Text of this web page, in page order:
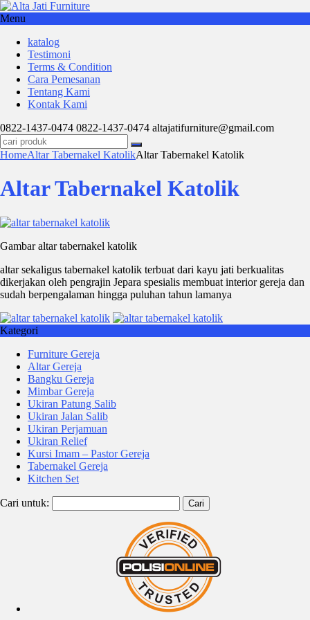
Menu
katalog
Testimoni
Terms & Condition
Cara Pemesanan
Tentang Kami
Kontak Kami
0822-1437-0474 0822-1437-0474 altajatifurniture@gmail.com
HomeAltar Tabernakel KatolikAltar Tabernakel Katolik
Altar Tabernakel Katolik
Gambar altar tabernakel katolik
altar sekaligus tabernakel katolik terbuat dari kayu jati berkualitas
dikerjakan oleh pengrajin Jepara spesialis membuat interior gereja dan
sudah berpengalaman hingga puluhan tahun lamanya
Kategori
Furniture Gereja
Altar Gereja
Bangku Gereja
Mimbar Gereja
Ukiran Patung Salib
Ukiran Jalan Salib
Ukiran Perjamuan
Ukiran Relief
Kursi Imam – Pastor Gereja
Tabernakel Gereja
Kitchen Set
Cari untuk: